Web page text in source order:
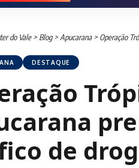
do Vale> Blog> Apucarana> Operação
DESTAQUE
de